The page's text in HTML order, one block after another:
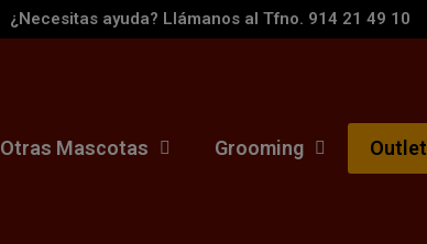
¿Necesitas ayuda? Llámanos al Tfno. 914 21 49 10
Otras Mascotas Grooming Outlet